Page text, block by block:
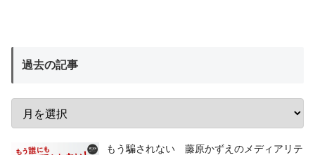
過去の記事
もう騙されない 藤原かずえのメディアリテ